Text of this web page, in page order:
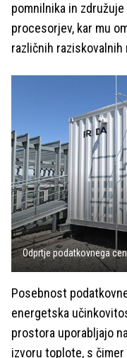
pomnilnika in
procesorjev, kar mu
različnih raziskovalnih
Odprtje podatkovnega
Posebnost
energetska
prostora uporabljajo
izvoru toplote, s